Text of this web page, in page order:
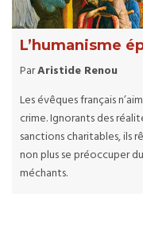
L’humanisme
ParAristide Renou
Les évêques français
crime. Ignorants des
sanctions charitables, ils
non plus se préoccuper
méchants.